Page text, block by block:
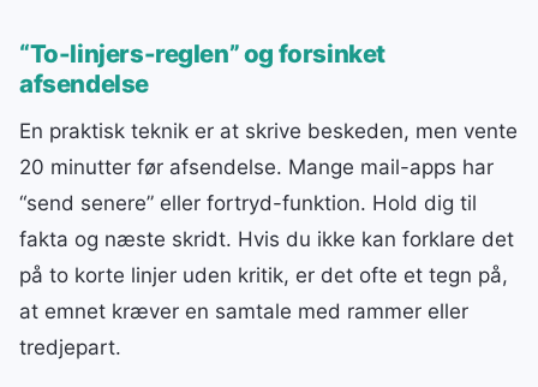
“To-linjers-reglen” og forsinket
afsendelse
En praktisk teknik er at skrive beskeden, men vente
20 minutter før afsendelse. Mange mail-apps har
“send senere” eller fortryd-funktion. Hold dig til
fakta og næste skridt. Hvis du ikke kan forklare det
på to korte linjer uden kritik, er det ofte et tegn på,
at emnet kræver en samtale med rammer eller
tredjepart.